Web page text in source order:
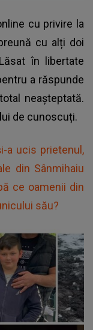
cu privire la
cu alți doi
în libertate
a răspunde
neașteptată.
de cunoscuți.
a ucis prietenul,
din Sânmihaiu
ce oamenii din
său?